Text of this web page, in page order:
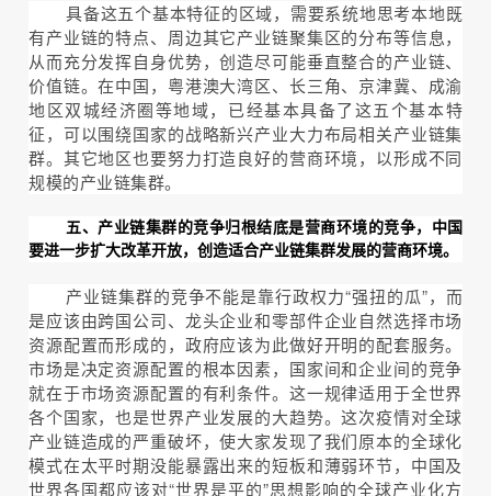
具备这五个基本特征的区域，需要系统地思考本地既
有产业链的特点、周边其它产业链聚集区的分布等信息，
从而充分发挥自身优势，创造尽可能垂直整合的产业链、
价值链。在中国，粤港澳大湾区、长三角、京津冀、成渝
地区双城经济圈等地域，已经基本具备了这五个基本特
征，可以围绕国家的战略新兴产业大力布局相关产业链集
群。其它地区也要努力打造良好的营商环境，以形成不同
规模的产业链集群。
五、产业链集群的竞争归根结底是营商环境的竞争，中国
要进一步扩大改革开放，创造适合产业链集群发展的营商环境。
产业链集群的竞争不能是靠行政权力“强扭的瓜”，而
是应该由跨国公司、龙头企业和零部件企业自然选择市场
资源配置而形成的，政府应该为此做好开明的配套服务。
市场是决定资源配置的根本因素，国家间和企业间的竞争
就在于市场资源配置的有利条件。这一规律适用于全世界
各个国家，也是世界产业发展的大趋势。这次疫情对全球
产业链造成的严重破坏，使大家发现了我们原本的全球化
模式在太平时期没能暴露出来的短板和薄弱环节，中国及
世界各国都应该对“世界是平的”思想影响的全球产业化方